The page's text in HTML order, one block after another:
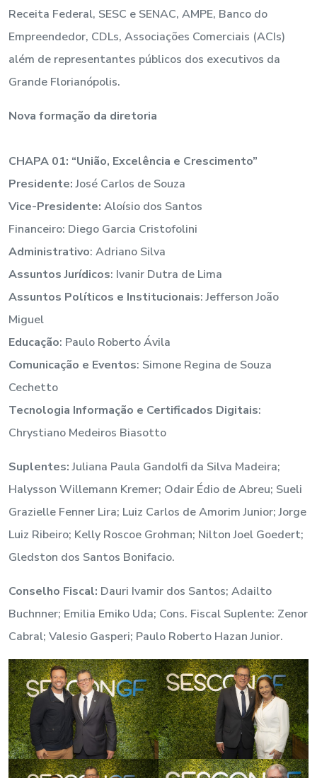
Receita Federal, SESC e SENAC, AMPE, Banco do
Empreendedor, CDLs, Associações Comerciais (ACIs)
além de representantes públicos dos executivos da
Grande Florianópolis.
Nova formação da diretoria
CHAPA 01: “União, Excelência e Crescimento”
Presidente:José Carlos de Souza
Vice-Presidente: Aloísio dos Santos
Financeiro: Diego Garcia Cristofolini
Administrativo: Adriano Silva
Assuntos Jurídicos: Ivanir Dutra de Lima
Assuntos Políticos e Institucionais: Jefferson João
Miguel
Educação: Paulo Roberto Ávila
Comunicação e Eventos: Simone Regina de Souza
Cechetto
Tecnologia Informação e Certificados Digitais:
Chrystiano Medeiros Biasotto
Suplentes:Juliana Paula Gandolfi da Silva Madeira;
Halysson Willemann Kremer; Odair Édio de Abreu; Sueli
Grazielle Fenner Lira; Luiz Carlos de Amorim Junior; Jorge
Luiz Ribeiro; Kelly Roscoe Grohman; Nilton Joel Goedert;
Gledston dos Santos Bonifacio.
Conselho Fiscal: Dauri Ivamir dos Santos; Adailto
Buchnner; Emilia Emiko Uda; Cons. Fiscal Suplente: Zenor
Cabral; Valesio Gasperi; Paulo Roberto Hazan Junior.